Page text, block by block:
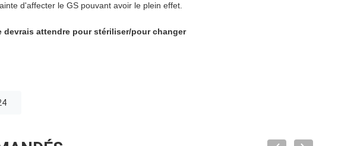
d'affecter le GS pouvant avoir le plein effet.
devrais attendre pour stériliser/pour changer